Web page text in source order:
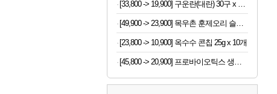
[23,800 -> 10,900] 옥수수 콘칩 25g x 10개
[45,800 -> 20,900] 프로바이오틱스 생유산균 골드 (2.5g x 120포) x 2개